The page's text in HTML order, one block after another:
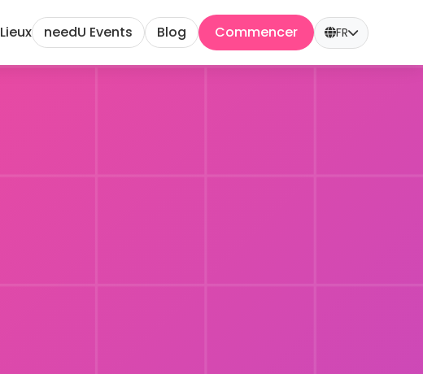
Lieux needU Events Blog Commencer FR